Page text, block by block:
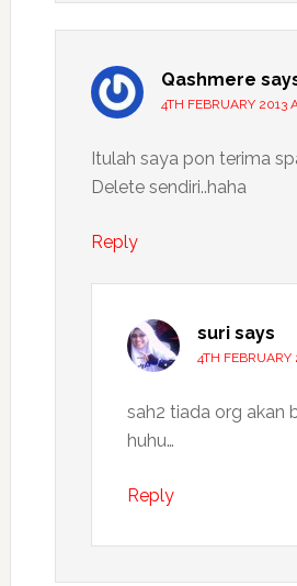
Qashmere
4TH FEBRUARY 2013
Itulah saya pon terima
Delete sendiri..haha
Reply
suri says
4TH FEBRUARY
sah2 tiada org akan
huhu…
Reply